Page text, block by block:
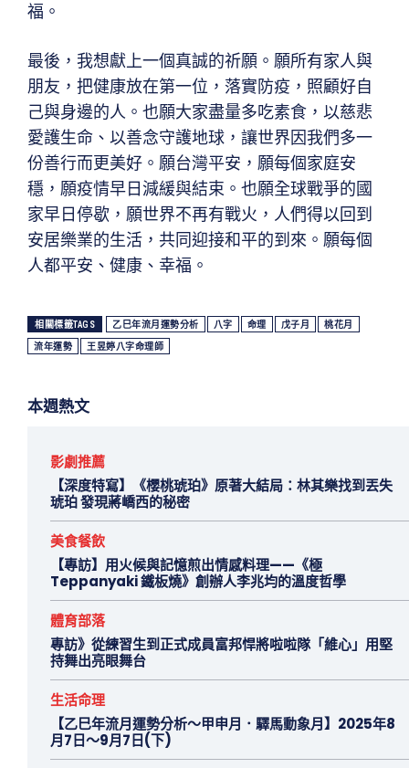
福。
最後，我想獻上一個真誠的祈願。願所有家人與
朋友，把健康放在第一位，落實防疫，照顧好自
己與身邊的人。也願大家盡量多吃素食，以慈悲
愛護生命、以善念守護地球，讓世界因我們多一
份善行而更美好。願台灣平安，願每個家庭安
穩，願疫情早日減緩與結束。也願全球戰爭的國
家早日停歇，願世界不再有戰火，人們得以回到
安居樂業的生活，共同迎接和平的到來。願每個
人都平安、健康、幸福。
相關標籤TAGS 乙巳年流月運勢分析 八字 命理 戊子月 桃花月
流年運勢 王昱婷八字命理師
本週熱文
影劇推薦
【深度特寫】《櫻桃琥珀》原著大結局：林其樂找到丟失
琥珀 發現蔣嶠西的秘密
美食餐飲
【專訪】用火候與記憶煎出情感料理——《極
Teppanyaki 鐵板燒》創辦人李兆均的溫度哲學
體育部落
專訪》從練習生到正式成員富邦悍將啦啦隊「維心」用堅
持舞出亮眼舞台
生活命理
【乙巳年流月運勢分析～甲申月．驛馬動象月】2025年8
月7日～9月7日(下)